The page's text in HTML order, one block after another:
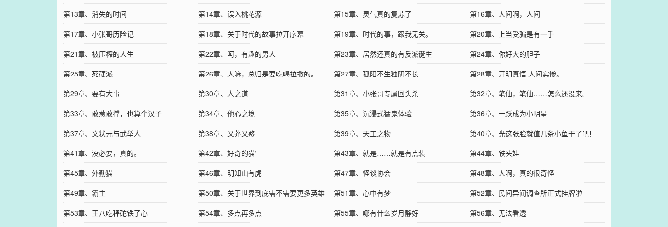
第13章、消失的时间
第14章、误入桃花源 第15章、灵气真的复苏了
第16章、人间啊，人间
第17章、小张哥历险记
第18章、关于时代的故事拉开序幕 第19章、时代的事，跟我无关。
第20章、上当受骗是有一手
第21章、被压榨的人生
第22章、呵，有趣的男人 第23章、居然还真的有反派诞生
第24章、你好大的胆子
第25章、死硬派
第26章、人嘛，总归是要吃喝拉撒的。 第27章、孤阳不生独阴不长
第28章、开明真悟 人间实惨。
第29章、要有大事
第30章、人之道 第31章、小张哥专属回头杀
第32章、笔仙，笔仙……怎么还没来。
第33章、敢惹敢撑，也算个汉子
第34章、他心之境 第35章、沉浸式猛鬼体验
第36章、一跃成为小明星
第37章、文状元与武举人
第38章、又莽又憨 第39章、天工之物
第40章、光这张脸就值几条小鱼干了吧！
第41章、没必要，真的。
第42章、好奇的猫‘ 第43章、就是……就是有点装
第44章、铁头娃
第45章、外勤猫
第46章、明知山有虎 第47章、怪谈协会
第48章、人啊，真的很奇怪
第49章、霸主
第50章、关于世界到底需不需要更多英雄 第51章、心中有梦
第52章、民间异闻调查所正式挂牌啦
第53章、王八吃秤砣铁了心
第54章、多点再多点 第55章、哪有什么岁月静好
第56章、无法看透